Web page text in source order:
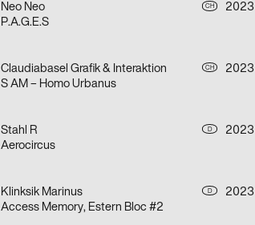
Neo Neo CH
2023
P.A.G.E.S
Claudiabasel Grafik & Interaktion CH
2023
S AM – Homo Urbanus
Stahl R D
2023
Aerocircus
Klinksik Marinus D
2023
Access Memory, Estern Bloc #2